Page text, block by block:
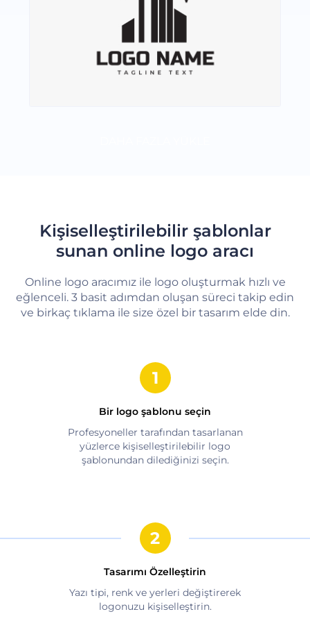
Kişiselleştirilebilir şablonlar
sunan online logo aracı
Online logo aracımız ile logo oluşturmak hızlı ve
eğlenceli. 3 basit adımdan oluşan süreci takip edin
ve birkaç tıklama ile size özel bir tasarım elde din.
Bir logo şablonu seçin
Profesyoneller tarafından tasarlanan
yüzlerce kişiselleştirilebilir logo
şablonundan dilediğinizi seçin.
Tasarımı Özelleştirin
Yazı tipi, renk ve yerleri değiştirerek
logonuzu kişiselleştirin.